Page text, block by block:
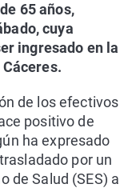
65 años,
cuya
ingresado en la
de los efectivos
positivo de
ha expresado
por un
de Salud (SES) a